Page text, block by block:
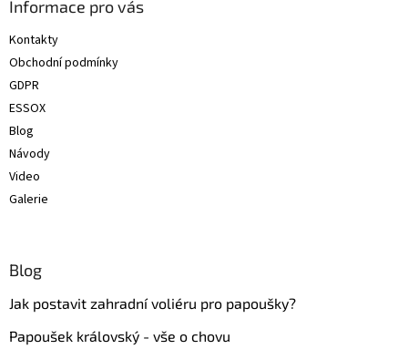
Informace pro vás
Kontakty
Obchodní podmínky
GDPR
ESSOX
Blog
Návody
Video
Galerie
Blog
Jak postavit zahradní voliéru pro papoušky?
Papoušek královský - vše o chovu